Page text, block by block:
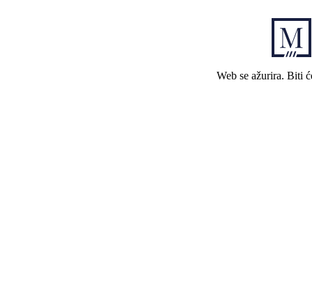
Web se ažurira. Biti